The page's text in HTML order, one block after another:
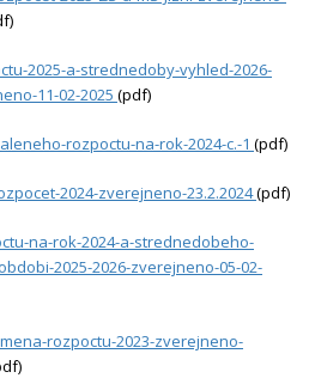
2025-a-strednedoby-vyhled-2026-
11-02-2025 (pdf)
rozpoctu-na-rok-2024-c.-1 (pdf)
2024-zverejneno-23.2.2024(pdf)
na-rok-2024-a-strednedobeho-
2025-2026-zverejneno-05-02-
rozpoctu-2023-zverejneno-